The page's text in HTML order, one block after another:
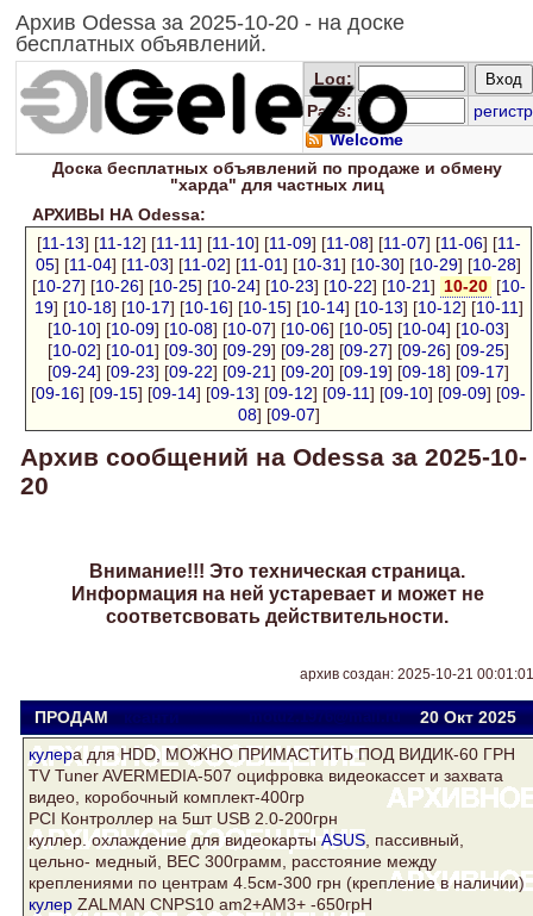
Архив Odessa за 2025-10-20 - на доске
бесплатных объявлений.
Log:
Pass:
регистр
Welcome
Доска бесплатныхобъявлений по продаже и обмену
"харда" для частных лиц
АРХИВЫ НА Odessa:
[11-13] [11-12] [11-11] [11-10] [11-09] [11-08] [11-07] [11-06] [11-
05] [11-04] [11-03] [11-02] [11-01] [10-31] [10-30] [10-29] [10-28]
[10-27] [10-26] [10-25] [10-24] [10-23] [10-22] [10-21] 10-20 [10-
19] [10-18] [10-17] [10-16] [10-15] [10-14] [10-13] [10-12] [10-11]
[10-10] [10-09] [10-08] [10-07] [10-06] [10-05] [10-04] [10-03]
[10-02] [10-01] [09-30] [09-29] [09-28] [09-27] [09-26] [09-25]
[09-24] [09-23] [09-22] [09-21] [09-20] [09-19] [09-18] [09-17]
[09-16] [09-15] [09-14] [09-13] [09-12] [09-11] [09-10] [09-09] [09-
08] [09-07]
Архив сообщений на Odessa за 2025-10-
20
Внимание!!! Это техническая страница.
Информация на ней устаревает и может не
соответсвовать действительности.
архив создан: 2025-10-21 00:01:01
ПРОДАМ ксанти motuz.1976@mail.ru 20 Окт2025
кулера для HDD, МОЖНО ПРИМАСТИТЬ ПОД ВИДИК-60 ГРН
TV Tuner AVERMEDIA-507 оцифровка видеокассет и захвата
видео, коробочный комплект-400гр
PCI Контроллер на 5шт USB 2.0-200грн
куллер. охлаждение для видеокартыASUS , пассивный,
цельно- медный, ВЕС 300грамм, расстояние между
креплениями по центрам 4.5см-300 грн (крепление в наличии)
кулер ZALMAN CNPS10 am2+AM3+ -650грН